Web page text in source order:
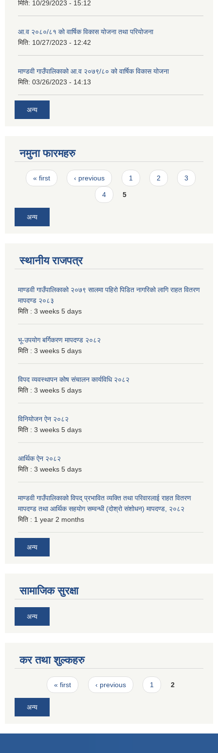
मिति: 10/29/2023 - 15:12
आ.व २०८०/८१ को वार्षिक विकास योजना तथा परियोजना
मिति: 10/27/2023 - 12:42
माण्डवी गाउँपालिकाको आ.व २०७९/८० को वार्षिक विकास योजना
मिति: 03/26/2023 - 14:13
अन्य
नमुना फारमहरु
Pages
« first ‹ previous 1 2 3
4 5
अन्य
स्थानीय राजपत्र
माण्डवी गाउँपालिकाको २०७९ सालमा पहिरो पिडित नागरिको लागि राहत वितरण
मापदण्ड २०८३
मिति : 3 weeks 5 days
भू-उपयोग बर्गिकरण मापदण्ड २०८२
मिति : 3 weeks 5 days
विपद व्यवस्थापन कोष संचालन कार्यविधि २०८२
मिति : 3 weeks 5 days
विनियोजन ऐन २०८२
मिति : 3 weeks 5 days
आर्थिक ऐन २०८२
मिति : 3 weeks 5 days
माण्डवी गाउँपालिकाको विपद् प्रभावित व्यक्ति तथा परिवारलाई राहत वितरण
मापदण्ड तथा आर्थिक सहयोग सम्वन्धी (दोश्रो संशोधन) मापदण्ड, २०८२
मिति : 1 year 2 months
अन्य
सामाजिक सुरक्षा
अन्य
कर तथा शुल्कहरु
Pages« first ‹ previous 1 2
अन्य